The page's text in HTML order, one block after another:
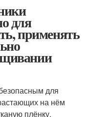
для
применять
для
на нём
плёнку,